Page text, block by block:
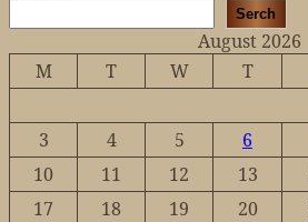
Serch
August 2026
M
T W T
3
4 5 6
10
11 12 13
17
18 19 20